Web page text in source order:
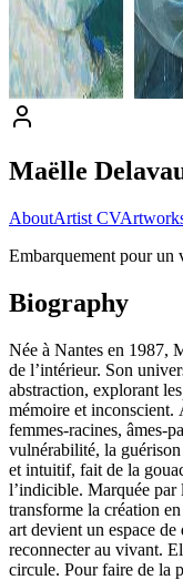
Maëlle
AboutArtist CV
Embarquement pour un
Biography
Née à Nantes en 1987,
de l’intérieur. Son
abstraction, explorant
mémoire et inconscient.
femmes-racines, âmes-
vulnérabilité, la
et intuitif, fait de la
l’indicible. Marquée par
transforme la création
art devient un espace
reconnecter au vivant.
circule. Pour faire de la